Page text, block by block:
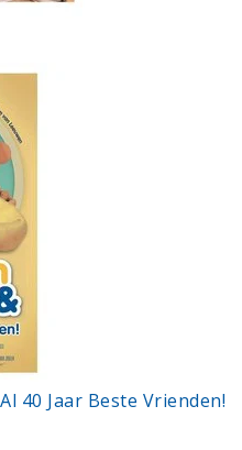
40 Jaar Beste Vrienden!